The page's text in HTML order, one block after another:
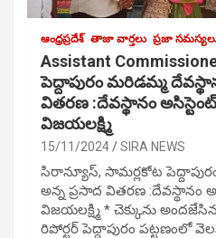
ఆంధ్రప్రదేశ్ తాజా వార్తలు ప్రజా
Assistant
పెద్దాపురం మరిడమ్మ
వితరణ :దేవస్థానం
విజయలక్ష్మి
15/11/2024 SIRA NEWS
సిరాన్యూస్, సామర్లకోట
అన్న ప్రసాద వితరణ :దేవస్థానం
విజయలక్ష్మి * చెక్కును
రిపోర్టర్ పెద్దాపురం పట్టణంలో